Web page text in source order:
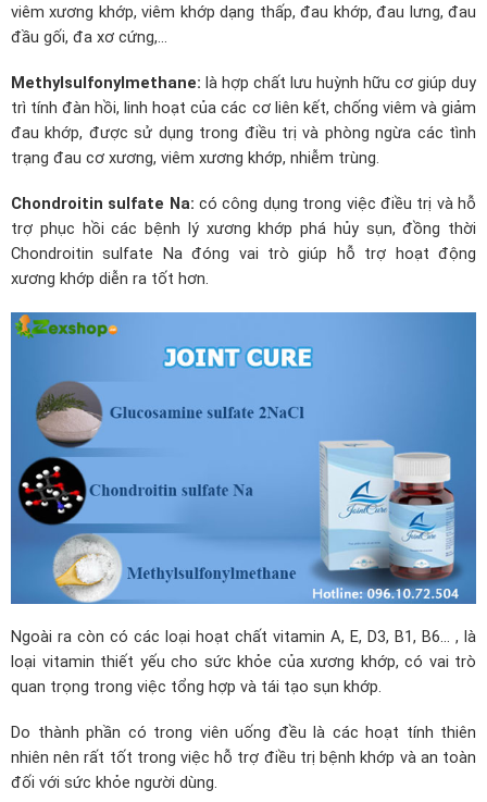
viêm xương khớp, viêm khớp dạng thấp, đau khớp, đau lưng, đau
đầu gối, đa xơ cứng,…
Methylsulfonylmethane: là hợp chất lưu huỳnh hữu cơ giúp duy
trì tính đàn hồi, linh hoạt của các cơ liên kết, chống viêm và giảm
đau khớp, được sử dụng trong điều trị và phòng ngừa các tình
trạng đau cơ xương, viêm xương khớp, nhiễm trùng.
Chondroitin sulfate Na:có công dụng trong việc điều trị và hỗ
trợ phục hồi các bệnh lý xương khớp phá hủy sụn, đồng thời
Chondroitin sulfate Na đóng vai trò giúp hỗ trợ hoạt động
xương khớp diễn ra tốt hơn.
Ngoài ra còn có các loại hoạt chất vitamin A, E, D3, B1, B6… , là
loại vitamin thiết yếu cho sức khỏe của xương khớp, có vai trò
quan trọng trong việc tổng hợp và tái tạo sụn khớp.
Do thành phần có trong viên uống đều là các hoạt tính thiên
nhiên nên rất tốt trong việc hỗ trợ điều trị bệnh khớp và an toàn
đối với sức khỏe người dùng.